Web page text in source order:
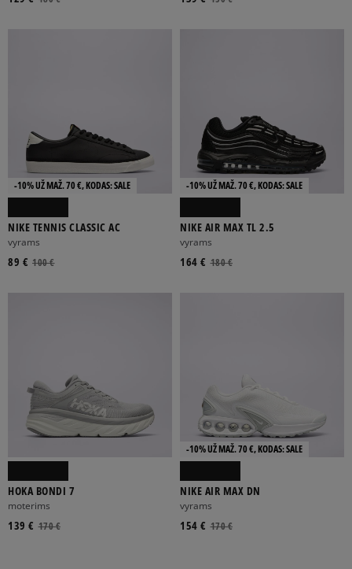
-10% UŽ MAŽ. 70 €, KODAS: SALE
NIKE TENNIS CLASSIC AC
vyrams
100 €
89 €
-10% UŽ MAŽ. 70 €, KODAS: SALE
NIKE AIR MAX TL 2.5
vyrams
180 €
164 €
HOKA BONDI 7
moterims
170 €
139 €
-10% UŽ MAŽ. 70 €, KODAS: SALE
NIKE AIR MAX DN
vyrams
170 €
154 €